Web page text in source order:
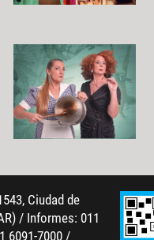
Ciudad de
/ Informes: 011
6091-7000 /